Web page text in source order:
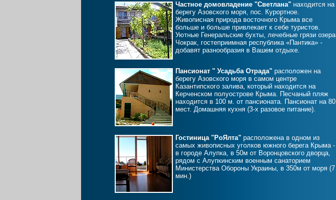
Частное домовладение "Светлана" находится на
берегу Азовского моря, пос. Курортное.
Живописная природа восточного Крыма все
больше и больше привлекает к себе туристов.
Уютные Генеральские бухты, лечебные грязи озера
Чокрак, гостеприимная республика «Пантика» -
добавят разнообразия в Вашем отдыхе.
Пансионат " Усадьба Отрада" расположен на
берегу Азовского моря в самом центре
Казантипского залива, который находится на
Керченском полуострове Крыма. Песчаный пляж
находится в 100 м. от пансионата. Пансионат на 80
мест. Домашняя кухня (3-х разовое питание).
Гостиница "РоЯлта" расположена в одном из
самых живописных уголков южного берега Крыма -
в городе Алупка, в 50м от Воронцовского дворца,
рядом с Алупкинским военным санаторием
Министерства Обороны Украины, в 350м от моря (7
мин.)